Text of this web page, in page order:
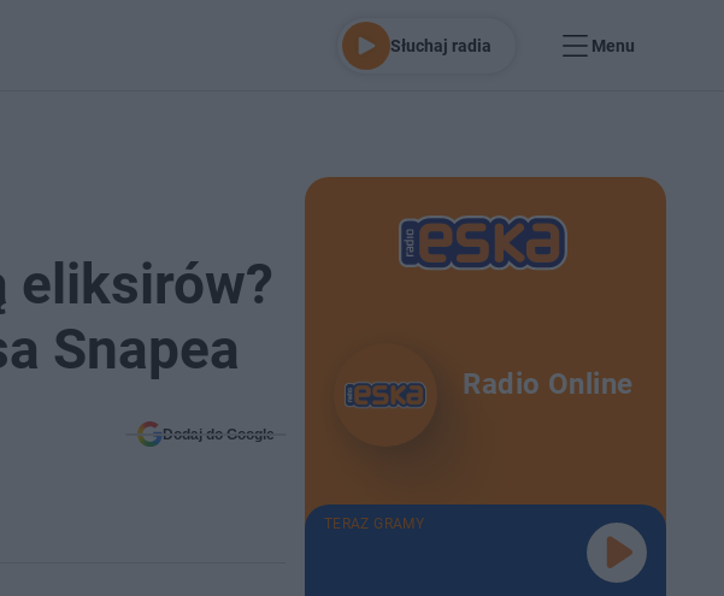
Słuchaj radia Menu
eliksirów?
Snapea
Dodaj do Google
Radio Online
TERAZ GRAMY